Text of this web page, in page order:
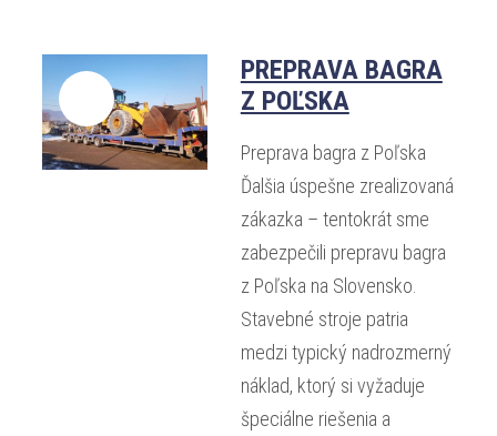
PREPRAVA BAGRA
Z POĽSKA
Preprava bagra z Poľska
Ďalšia úspešne zrealizovaná
zákazka – tentokrát sme
zabezpečili prepravu bagra
z Poľska na Slovensko.
Stavebné stroje patria
medzi typický nadrozmerný
náklad, ktorý si vyžaduje
špeciálne riešenia a